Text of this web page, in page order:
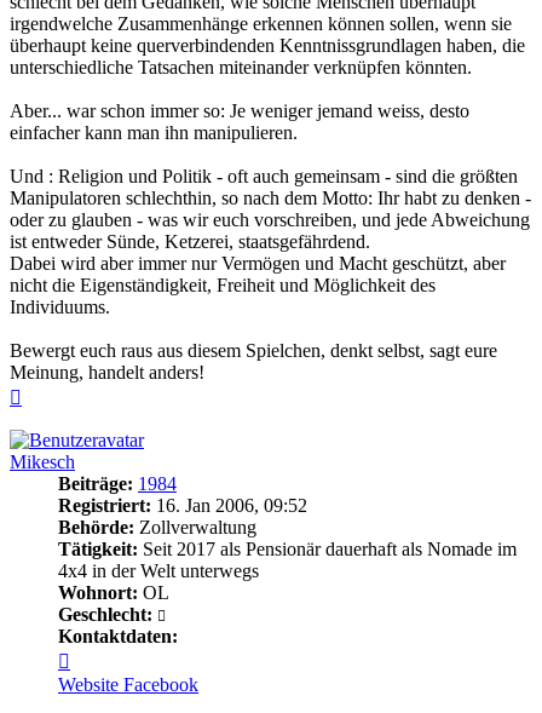
irgendwelche Zusammenhänge erkennen können sollen, wenn sie
überhaupt keine querverbindenden Kenntnissgrundlagen haben, die
unterschiedliche Tatsachen miteinander verknüpfen könnten.
Aber... war schon immer so: Je weniger jemand weiss, desto
einfacher kann man ihn manipulieren.
Und : Religion und Politik - oft auch gemeinsam - sind die größten
Manipulatoren schlechthin, so nach dem Motto: Ihr habt zu denken -
oder zu glauben - was wir euch vorschreiben, und jede Abweichung
ist entweder Sünde, Ketzerei, staatsgefährdend.
Dabei wird aber immer nur Vermögen und Macht geschützt, aber
nicht die Eigenständigkeit, Freiheit und Möglichkeit des
Individuums.
Bewergt euch raus aus diesem Spielchen, denkt selbst, sagt eure
Meinung, handelt anders!
Mikesch
Beiträge: 1984
Registriert: 16. Jan 2006, 09:52
Behörde: Zollverwaltung
Tätigkeit: Seit 2017 als Pensionär dauerhaft als Nomade im
4x4 in der Welt unterwegs
Wohnort: OL
Geschlecht:
Kontaktdaten:
von
Mikesch
Website Facebook